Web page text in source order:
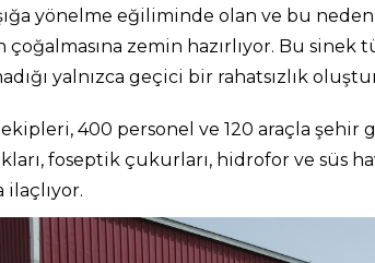
yönelme eğiliminde olan ve bu
zemin hazırlıyor. Bu sinek
yalnızca geçici bir rahatsızlık
400 personel ve 120 araçla şehir
foseptik çukurları, hidrofor ve süs
ilaçlıyor.